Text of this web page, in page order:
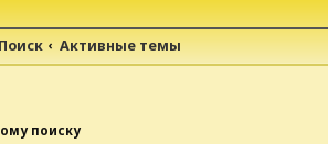
Поиск Активные темы
поиску